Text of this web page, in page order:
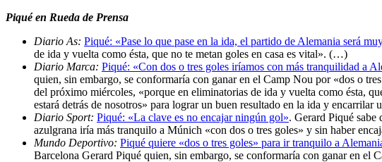
Piqué en Rueda de Prensa
Diario As: Piqué: «Pase lo que pase en la ida, el partido de Alemania será
de ida y vuelta como ésta, que no te metan goles en casa es vital». (…)
Diario Marca: Piqué: «Con dos o tres goles iríamos con más tranquilidad a
quien, sin embargo, se conformaría con ganar en el Camp Nou por «dos o
del próximo miércoles, «porque en eliminatorias de ida y vuelta como ésta,
estará detrás de nosotros» para lograr un buen resultado en la ida y
Diario Sport: Piqué: «La clave es no encajar ningún gol». Gerard Piqué
azulgrana iría más tranquilo a Múnich «con dos o tres goles» y sin haber
Mundo Deportivo: Piqué quiere «dos o tres goles» para ir tranquilo a
Barcelona Gerard Piqué quien, sin embargo, se conformaría con ganar en